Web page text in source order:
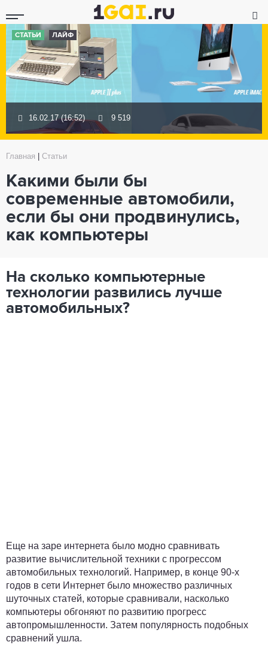
СТАТЬИ ЛАЙФ
16.02.17 (16:52) 9 519
Главная Статьи
Какими были бы
современные автомобили,
если бы они продвинулись,
как компьютеры
На сколько компьютерные
технологии развились лучше
автомобильных?
Еще на заре интернета было модно сравнивать
развитие вычислительной техники с прогрессом
автомобильных технологий. Например, в конце 90-х
годов в сети Интернет было множество различных
шуточных статей, которые сравнивали, насколько
компьютеры обгоняют по развитию прогресс
автопромышленности. Затем популярность подобных
сравнений ушла.